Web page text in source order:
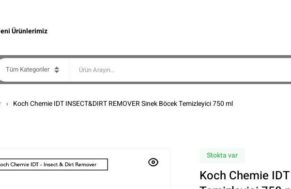
Ürünlerimiz
Tüm Kategoriler
Koch Chemie IDT INSECT&DIRT REMOVER Sinek Böcek Temizleyici 750 ml
Stokta var
Koch Chemie